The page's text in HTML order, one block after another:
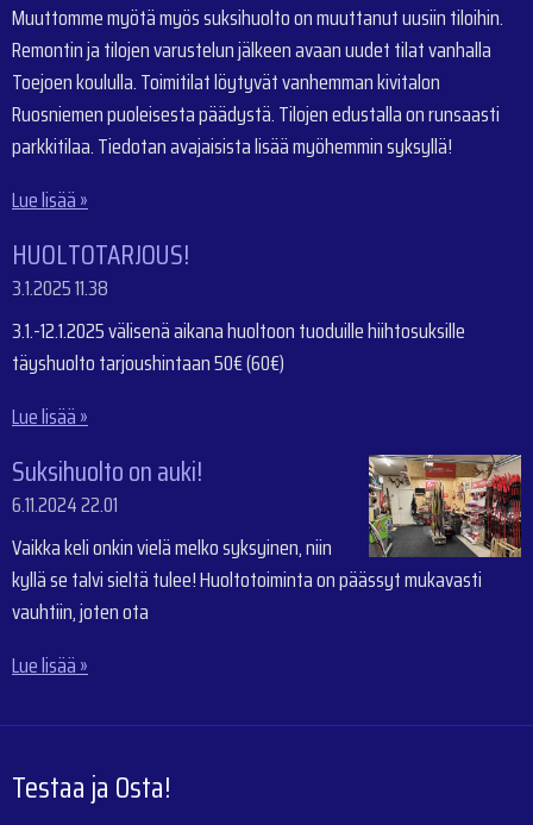
Muuttomme myötä myös suksihuolto on muuttanut uusiin tiloihin.
Remontin ja tilojen varustelun jälkeen avaan uudet tilat vanhalla
Toejoen koululla. Toimitilat löytyvät vanhemman kivitalon
Ruosniemen puoleisesta päädystä. Tilojen edustalla on runsaasti
parkkitilaa. Tiedotan avajaisista lisää myöhemmin syksyllä!
Lue lisää »
HUOLTOTARJOUS!
3.1.202511.38
3.1.-12.1.2025 välisenä aikana huoltoon tuoduille hiihtosuksille
täyshuolto tarjoushintaan 50€ (60€)
Lue lisää »
Suksihuolto on auki!
6.11.202422.01
Vaikka keli onkin vielä melko syksyinen, niin
kyllä se talvi sieltä tulee! Huoltotoiminta on päässyt mukavasti
vauhtiin, joten ota
Lue lisää »
Testaa ja Osta!